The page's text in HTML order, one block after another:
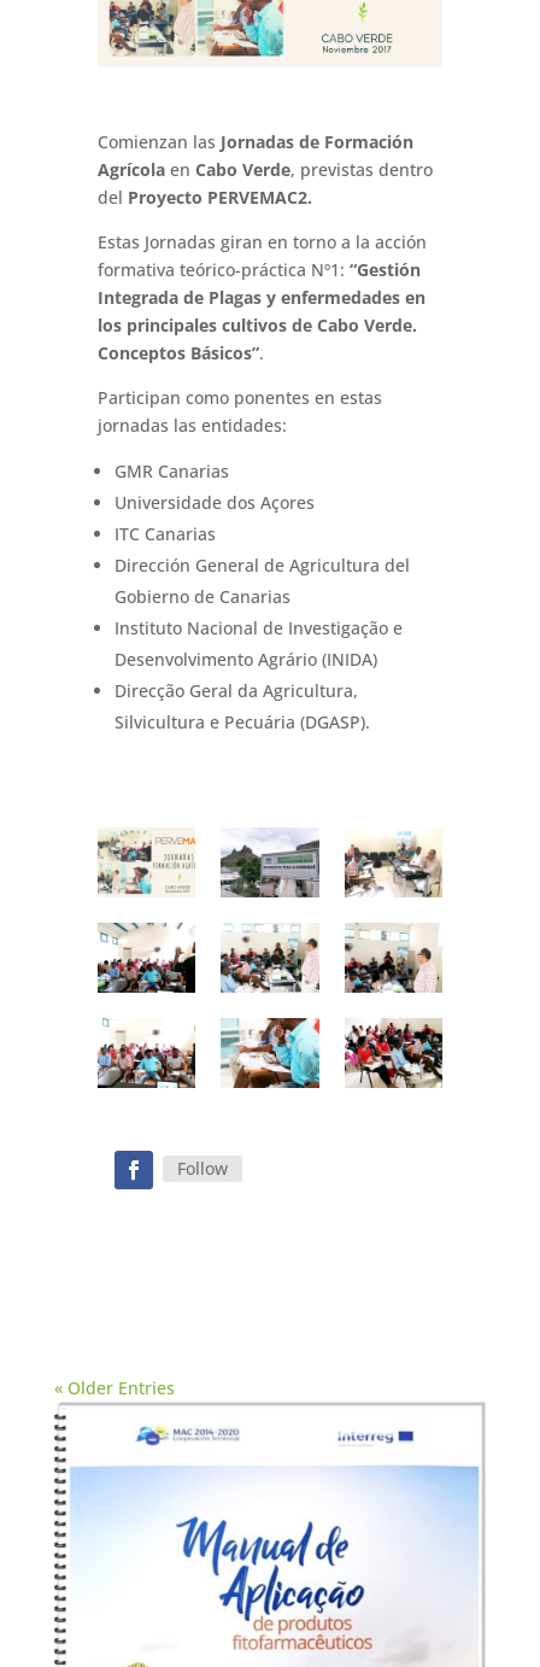
Comienzan las Jornadas de Formación
Agrícolaen Cabo Verde, previstas dentro
del Proyecto PERVEMAC2.
Estas Jornadas giran en torno a la acción
formativa teórico-práctica Nº1: “Gestión
Integrada de Plagas y enfermedades en
los principales cultivos de Cabo Verde.
Conceptos Básicos”.
Participan como ponentes en estas
jornadas las entidades:
GMR Canarias
Universidade dos Açores
ITC Canarias
Dirección General de Agricultura del
Gobierno de Canarias
Instituto Nacional de Investigação e
Desenvolvimento Agrário (INIDA)
Direcção Geral da Agricultura,
Silvicultura e Pecuária (DGASP).
Follow
« Older Entries